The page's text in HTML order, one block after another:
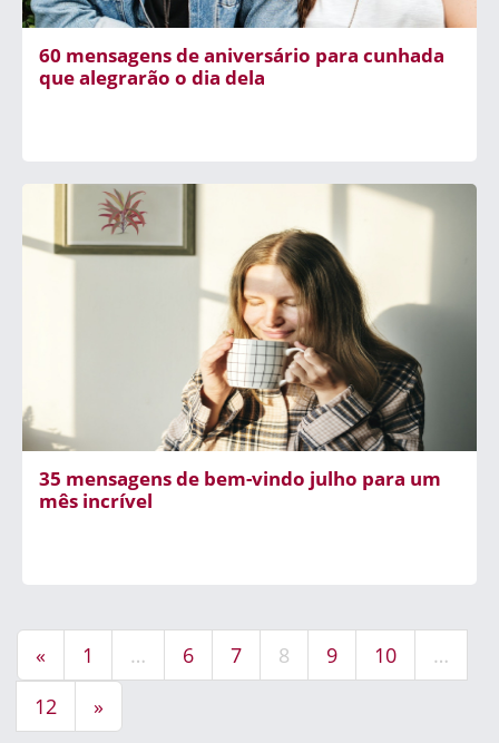
60 mensagens de aniversário para cunhada
que alegrarão o dia dela
35 mensagens de bem-vindo julho para um
mês incrível
« 1 … 6 7 8 9 10
…
12
»